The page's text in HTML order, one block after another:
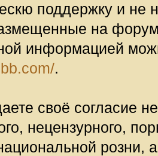
поддержку и не
на
информацией
.
своё согласие
нецензурного,
розни,